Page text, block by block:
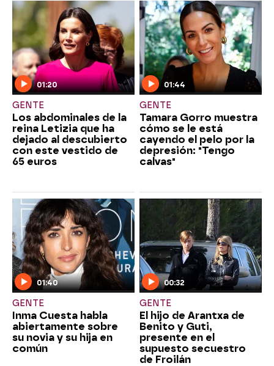
01:20
GENTE
Los abdominales de la
reina Letizia que ha
dejado al descubierto
con este vestido de
65 euros
01:44
GENTE
Tamara Gorro muestra
cómo se le está
cayendo el pelo por la
depresión: "Tengo
calvas"
01:40
GENTE
Inma Cuesta habla
abiertamente sobre
su novia y su hija en
común
00:32
GENTE
El hijo de Arantxa de
Benito y Guti,
presente en el
supuesto secuestro
de Froilán